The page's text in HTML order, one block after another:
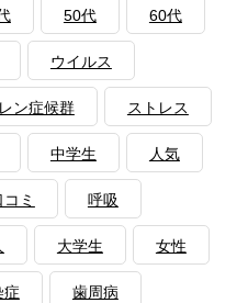
50代 60代
ウイルス
ン症候群 ストレス
中学生 人気
コミ 呼吸
大学生 女性
症 歯周病